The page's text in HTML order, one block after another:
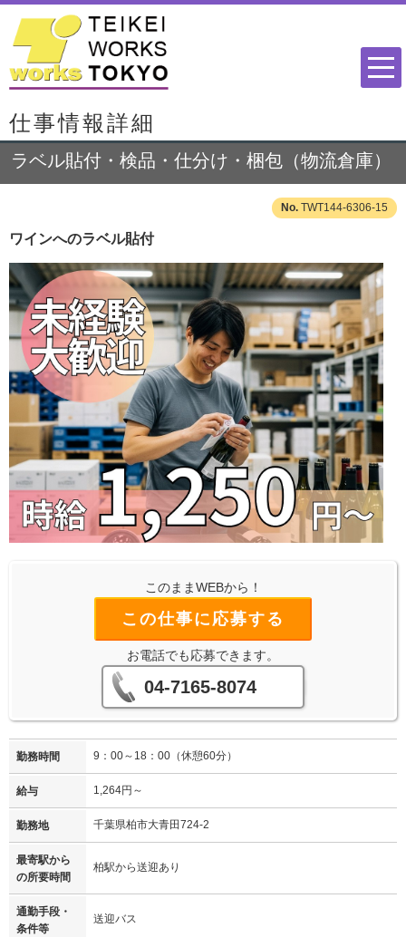
仕事情報詳細
ラベル貼付・検品・仕分け・梱包（物流倉庫）
TWT144-6306-15
ワインへのラベル貼付
このままWEBから！
この仕事に応募する
お電話でも応募できます。
04-7165-8074
勤務時間 9：00～18：00（休憩60分）
給与 1,264円～
勤務地 千葉県柏市大青田724-2
最寄駅から
の所要時間
柏駅から送迎あり
通勤手段・
条件等
送迎バス